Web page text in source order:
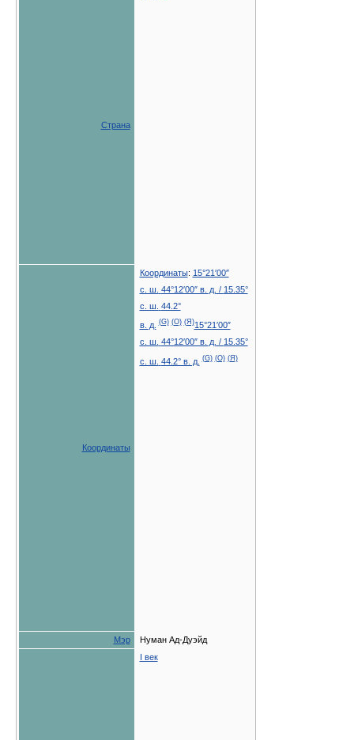
Страна
Координаты
Координаты: 15°21′00″
с. ш. 44°12′00″ в. д. / 15.35°
с. ш. 44.2°
в. д. (G) (O) (Я)15°21′00″
с. ш. 44°12′00″ в. д. / 15.35°
с. ш. 44.2° в. д. (G) (O) (Я)
Мэр Нуман Ад-Дуэйд
I век